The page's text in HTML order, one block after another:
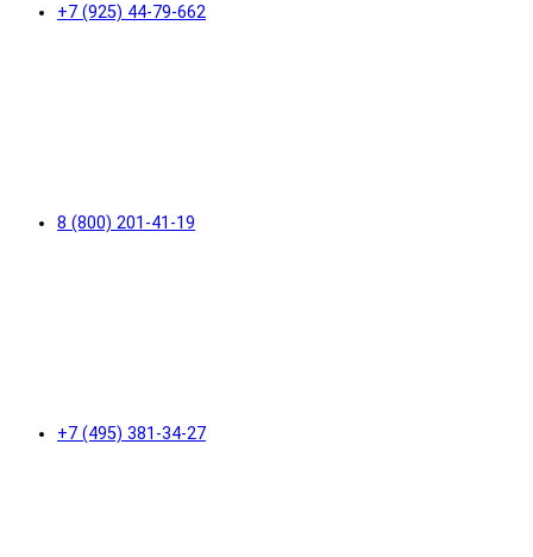
+7 (925) 44-79-662
8 (800) 201-41-19
+7 (495) 381-34-27